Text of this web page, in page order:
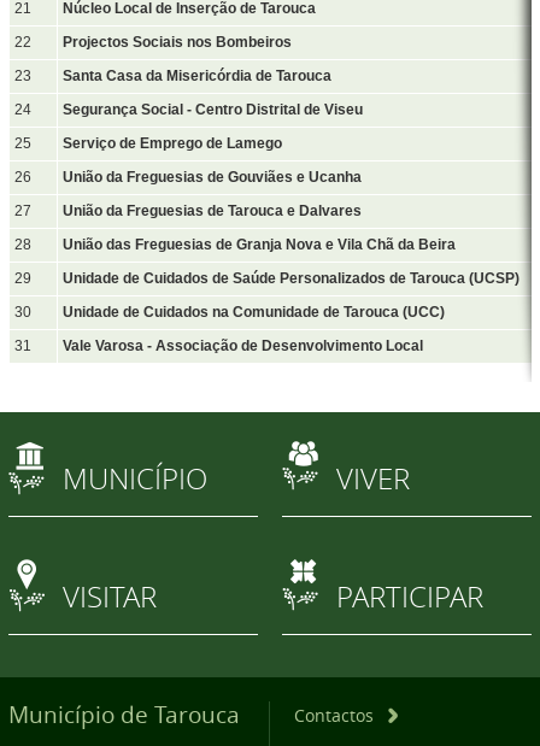
21 Núcleo Local de Inserção de Tarouca
22 Projectos Sociais nos Bombeiros
23 Santa Casa da Misericórdia de Tarouca
24 Segurança Social - Centro Distrital de Viseu
25 Serviço de Emprego de Lamego
26 União da Freguesias de Gouviães e Ucanha
27 União da Freguesias de Tarouca e Dalvares
28 União das Freguesias de Granja Nova e Vila Chã da Beira
29 Unidade de Cuidados de Saúde Personalizados de Tarouca (UCSP)
30 Unidade de Cuidados na Comunidade de Tarouca (UCC)
31 Vale Varosa - Associação de Desenvolvimento Local
MUNICÍPIO VIVER
VISITAR PARTICIPAR
Município de Tarouca
Contactos